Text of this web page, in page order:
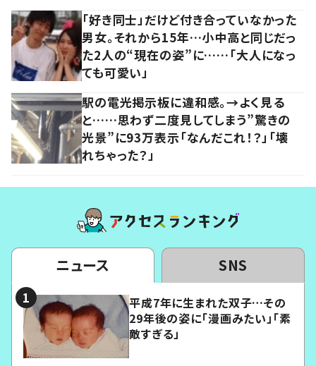
「好き同士」だけど付き合っていなかった
男女。それから15年…小中高と同じだっ
た2人の“現在の姿”に……「大人になっ
ても可愛い」
駅の電光掲示板に違和感。→よく見る
と……思わず二度見してしまう”驚きの
光景”に93万表示「なんだこれ！？」「壊
れちゃった？」
ニュース SNS
平成7年に生まれた双子…その
29年後の姿に「漫画みたい」「素
敵すぎる」